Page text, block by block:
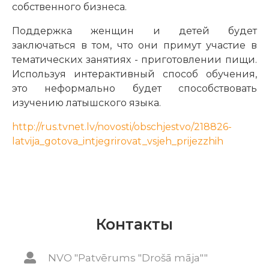
собственного бизнеса.
Поддержка женщин и детей будет
заключаться в том, что они примут участие в
тематических занятиях - приготовлении пищи.
Используя интерактивный способ обучения,
это неформально будет способствовать
изучению латышского языка.
http://rus.tvnet.lv/novosti/obschjestvo/218826-
latvija_gotova_intjegrirovat_vsjeh_prijezzhih
Контакты
NVO "Patvērums "Drošā māja""